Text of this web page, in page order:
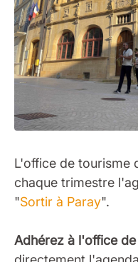
L'office de tourisme
chaque trimestre
"Sortir à Paray".
Adhérez à l'office